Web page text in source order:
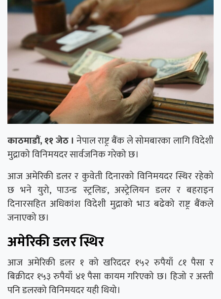
काठमाडौं, ११ जेठ । नेपाल राष्ट्र बैंकले सोमबारका लागि विदेशी
मुद्राको विनिमयदर सार्वजनिक गरेको छ।
आज अमेरिकी डलर र कुवेती दिनारको विनिमयदर स्थिर रहेको
छ भने युरो, पाउन्ड स्ट्रलिङ, अस्ट्रेलियन डलर र बहराइन
दिनारसहित अधिकांश विदेशी मुद्राको भाउ बढेको राष्ट्र बैंकले
जनाएको छ।
अमेरिकी डलर स्थिर
आज अमेरिकी डलर १ को खरिददर १५२ रुपैयाँ ८१ पैसा र
बिक्रीदर १५३ रुपैयाँ ४१ पैसा कायम गरिएको छ। हिजो र अस्ती
पनि डलरको विनिमयदर यही थियो।